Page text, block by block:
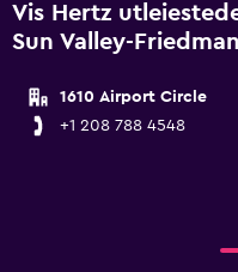
Vis Hertz
Sun Valley-
1610 Airport Circle
+1 208 788 4548